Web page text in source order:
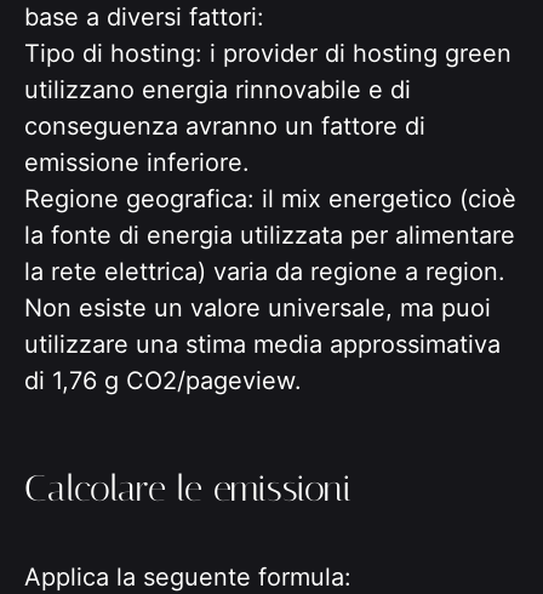
base a diversi fattori:
Tipo di hosting: i provider di hosting green
utilizzano energia rinnovabile e di
conseguenza avranno un fattore di
emissione inferiore.
Regione geografica: il mix energetico (cioè
la fonte di energia utilizzata per alimentare
la rete elettrica) varia da regione a region.
Non esiste un valore universale, ma puoi
utilizzare una stima media approssimativa
di 1,76 g CO2/pageview.
Calcolare le emissioni
Applica la seguente formula: